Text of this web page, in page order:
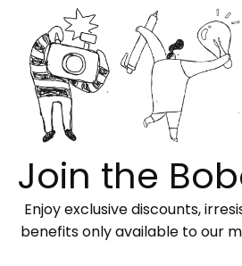
Join the
Enjoy exclusive discounts,
benefits only available to our